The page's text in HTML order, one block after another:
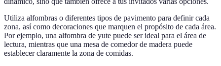
Utiliza alfombras o diferentes tipos de pavimento para definir cada
zona, así como decoraciones que marquen el propósito de cada área.
Por ejemplo, una alfombra de yute puede ser ideal para el área de
lectura, mientras que una mesa de comedor de madera puede
establecer claramente la zona de comidas.